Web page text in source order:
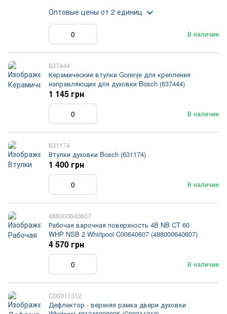
В наличии
Оптовые цены от 2 единиц
637444
Керамические втулки Gorenje для крепления
направляющих для духовки Bosch (637444)
В наличии
1 145 грн
631174
Втулки духовки Bosch (631174)
В наличии
1 400 грн
488000640607
Рабочая варочная поверхность 4B NB CT 60
WHP NSB 2 Whirlpool C00640607 (488000640607)
В наличии
4 570 грн
C00311312
Дефлектор - верхняя рамка двери духовки